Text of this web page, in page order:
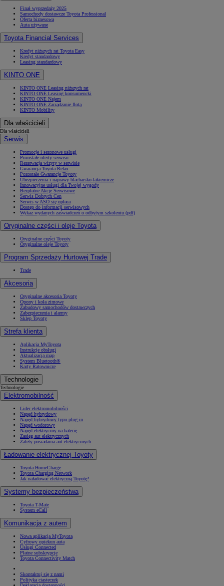
Finał wyprzedaży 2025
Samochody dostawcze Toyota Professional
Oferta biznesowa
Auta używane
Toyota Financial Services
Kredyt niższych rat Toyota Easy
Kredyt standardowy
Leasing standardowy
KINTO ONE
KINTO ONE Leasing niższych rat
KINTO ONE Leasing konsumencki
KINTO ONE Najem
KINTO ONE Zarządzanie flotą
KINTO Mobility
Dla właścicieli
Dla właścicieli
Serwis
Promocje i sezonowe usługi
Pozostałe oferty serwisu
Rezerwacja wizyty w serwisie
Gwarancja Toyota Relax
Pozostałe Gwarancje Toyoty
Ubezpieczenia i naprawy blacharsko-lakiernicze
Innowacyjne usługi dla Twojej wygody
Bezpłatne Akcje Serwisowe
Serwis Dobrych Cen
Serwis w ASO się opłaca
Dostęp do informacji serwisowych
Wykaz wydanych zaświadczeń o odbytym szkoleniu (pdf)
Oryginalne części i oleje Toyota
Oryginalne części Toyoty
Oryginalne oleje Toyoty
Program Sprzedaży Hurtowej Trade
Trade
Akcesoria
Oryginalne akcesoria Toyoty
Opony i koła zimowe
Zabudowy samochodów dostawczych
Zabezpieczenia i alarmy
Sklep Toyoty
Strefa klienta
Aplikacja MyToyota
Instrukcje obsługi
Aktualizacja map
System Bluetooth®
Karty Ratownicze
Technologie
Technologie
Elektromobilność
Lider elektromobilności
Napęd hybrydowy
Napęd hybrydowy typu plug-in
Napęd wodorowy
Napęd elektryczny na baterię
Zasięg aut elektrycznych
Zalety posiadania aut elektrycznych
Ładowanie elektrycznej Toyoty
Toyota HomeCharge
Toyota Charging Network
Jak naładować elektryczną Toyotę?
Systemy bezpieczeństwa
Toyota T-Mate
System eCall
Komunikacja z autem
Nowa aplikacja MyToyota
Cyfrowy opiekun auta
Usługi Connected
Płatne subskrypcje
Toyota Connectivity Match
Skontaktuj się z nami
Polityka ciasteczek